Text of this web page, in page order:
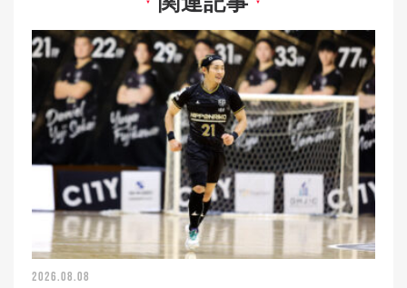
▼ ▼
2026.08.08